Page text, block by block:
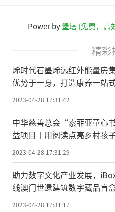
Power by堡塔 (免费，高
精彩
烯时代石墨烯远红外能量房
优势于一身，打造康养一站
2023-04-28 17:31:42
中华慈善总会“索菲亚童心
益项目丨用阅读点亮乡村孩
与远方”
2023-04-28 17:31:29
助力数字文化产业发展，
线澳门世遗建筑数字藏品盲
2023-04-28 17:31:17